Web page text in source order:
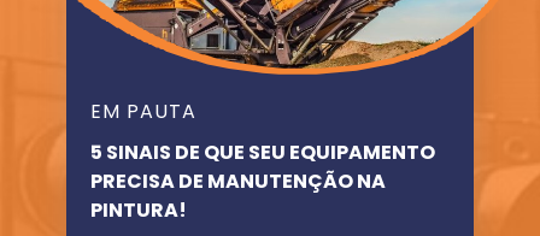
EM PAUTA
5 SINAIS DE QUE SEU EQUIPAMENTO
PRECISA DE MANUTENÇÃO NA
PINTURA!